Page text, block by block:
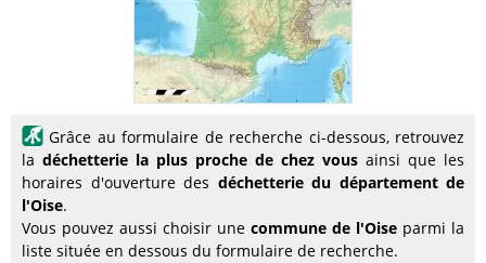
Grâce au formulaire de recherche ci-dessous, retrouvez
la déchetterie la plus proche de chez vous ainsi que les
horaires d'ouverture des déchetterie du département de
l'Oise.
Vous pouvez aussi choisir une commune de l'Oise parmi la
liste située en dessous du formulaire de recherche.